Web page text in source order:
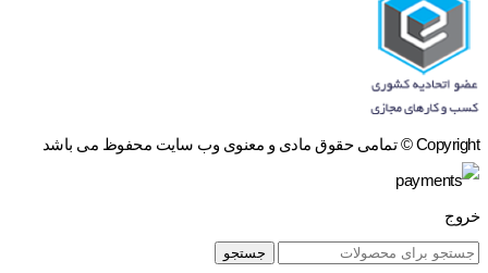
Copyright © تمامی حقوق مادی و معنوی وب سایت محفوظ می باشد
خروج
جستجو